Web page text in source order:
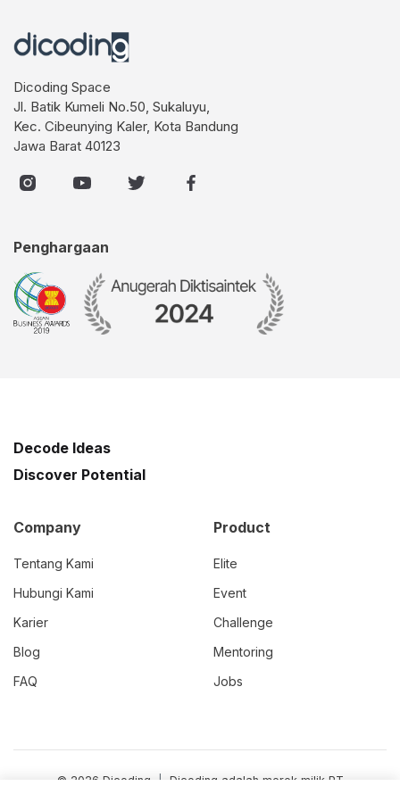
Dicoding Space
Jl. Batik Kumeli No.50, Sukaluyu,
Kec. Cibeunying Kaler, Kota Bandung
Jawa Barat 40123
Penghargaan
Decode Ideas
Discover Potential
Company
Tentang Kami
Hubungi Kami
Karier
Blog
FAQ
Product
Elite
Event
Challenge
Mentoring
Jobs
© 2026 Dicoding | Dicoding adalah merek milik PT